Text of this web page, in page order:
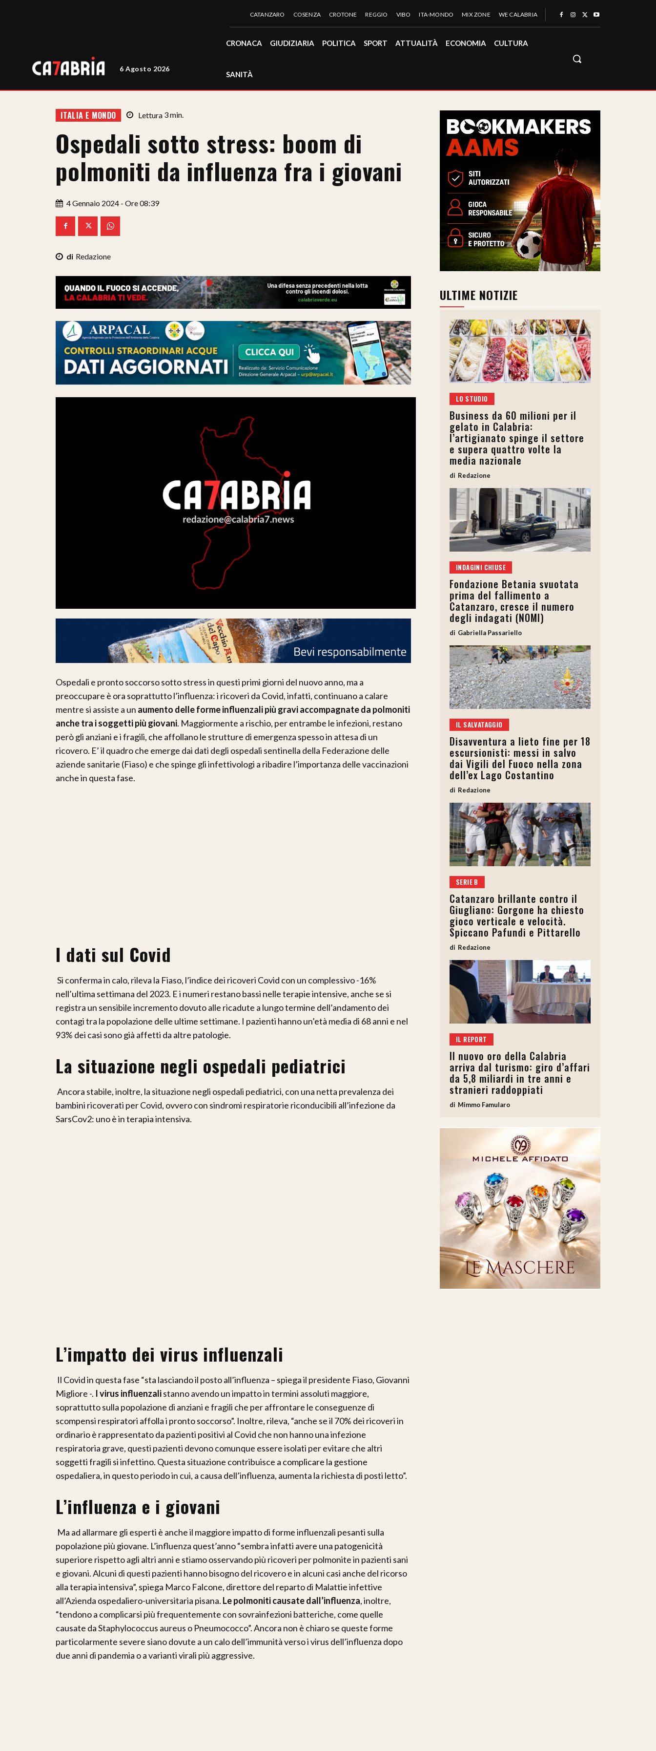
6 Agosto 2026
CATANZARO COSENZA CROTONE REGGIO VIBO ITA-MONDO MIX ZONE WE CALABRIA
CRONACA GIUDIZIARIA POLITICA SPORT ATTUALITÀ ECONOMIA CULTURA
SANITÀ
ITALIA E MONDO Lettura 3min.
Ospedali sotto stress: boom di
polmoniti da influenza fra i giovani
4 Gennaio 2024 - Ore 08:39
Redazione
Ospedali e pronto soccorso sotto stress in questi primi giorni del nuovo anno, ma a
preoccupare è ora soprattutto l’influenza: i ricoveri da Covid, infatti, continuano a calare
mentre si assiste a un aumento delle forme influenzali più gravi accompagnate da polmoniti
anche tra i soggetti più giovani. Maggiormente a rischio, per entrambe le infezioni, restano
però gli anziani e i fragili, che affollano le strutture di emergenza spesso in attesa di un
ricovero. E’ il quadro che emerge dai dati degli ospedali sentinella della Federazione delle
aziende sanitarie (Fiaso) e che spinge gli infettivologi a ribadire l’importanza delle vaccinazioni
anche in questa fase.
I dati sul Covid
Si conferma in calo, rileva la Fiaso, l’indice dei ricoveri Covid con un complessivo -16%
nell’ultima settimana del 2023. E i numeri restano bassi nelle terapie intensive, anche se si
registra un sensibile incremento dovuto alle ricadute a lungo termine dell’andamento dei
contagi tra la popolazione delle ultime settimane. I pazienti hanno un’età media di 68 anni e nel
93% dei casi sono già affetti da altre patologie.
La situazione negli ospedali pediatrici
Ancora stabile, inoltre, la situazione negli ospedali pediatrici, con una netta prevalenza dei
bambini ricoverati per Covid, ovvero con sindromi respiratorie riconducibili all’infezione da
SarsCov2: uno è in terapia intensiva.
L’impatto dei virus influenzali
Il Covid in questa fase “sta lasciando il posto all’influenza – spiega il presidente Fiaso, Giovanni
Migliore -. I virus influenzalistanno avendo un impatto in termini assoluti maggiore,
soprattutto sulla popolazione di anziani e fragili che per affrontare le conseguenze di
scompensi respiratori affolla i pronto soccorso”. Inoltre, rileva, “anche se il 70% dei ricoveri in
ordinario è rappresentato da pazienti positivi al Covid che non hanno una infezione
respiratoria grave, questi pazienti devono comunque essere isolati per evitare che altri
soggetti fragili si infettino. Questa situazione contribuisce a complicare la gestione
ospedaliera, in questo periodo in cui, a causa dell’influenza, aumenta la richiesta di posti letto”.
L’influenza e i giovani
Ma ad allarmare gli esperti è anche il maggiore impatto di forme influenzali pesanti sulla
popolazione più giovane. L’influenza quest’anno “sembra infatti avere una patogenicità
superiore rispetto agli altri anni e stiamo osservando più ricoveri per polmonite in pazienti sani
e giovani. Alcuni di questi pazienti hanno bisogno del ricovero e in alcuni casi anche del ricorso
alla terapia intensiva”, spiega Marco Falcone, direttore del reparto di Malattie infettive
all’Azienda ospedaliero-universitaria pisana. Le polmoniti causate dall’influenza, inoltre,
“tendono a complicarsi più frequentemente con sovrainfezioni batteriche, come quelle
causate da Staphylococcus aureus o Pneumococco”. Ancora non è chiaro se queste forme
particolarmente severe siano dovute a un calo dell’immunità verso i virus dell’influenza dopo
due anni di pandemia o a varianti virali più aggressive.
ULTIME NOTIZIE
LO STUDIO
Business da 60 milioni per il
gelato in Calabria:
l’artigianato spinge il settore
e supera quattro volte la
media nazionale
Redazione
INDAGINI CHIUSE
Fondazione Betania svuotata
prima del fallimento a
Catanzaro, cresce il numero
degli indagati (NOMI)
Gabriella Passariello
IL SALVATAGGIO
Disavventura a lieto fine per 18
escursionisti: messi in salvo
dai Vigili del Fuoco nella zona
dell’ex Lago Costantino
Redazione
SERIE B
Catanzaro brillante contro il
Giugliano: Gorgone ha chiesto
gioco verticale e velocità.
Spiccano Pafundi e Pittarello
Redazione
IL REPORT
Il nuovo oro della Calabria
arriva dal turismo: giro d’affari
da 5,8 miliardi in tre anni e
stranieri raddoppiati
Mimmo Famularo